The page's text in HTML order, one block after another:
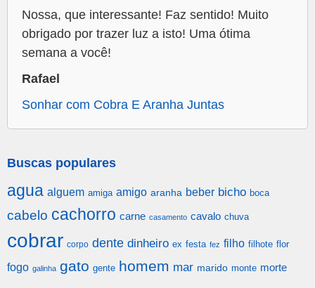
Nossa, que interessante! Faz sentido! Muito
obrigado por trazer luz a isto! Uma ótima
semana a você!
Rafael
Sonhar com Cobra E Aranha Juntas
Buscas populares
agua alguem amiga amigo aranha beber bicho boca
cabelo cachorro carne casamento cavalo chuva
cobrar corpo dente dinheiro ex festa fez filho filhote flor
fogo galinha gato gente homem mar marido monte morte